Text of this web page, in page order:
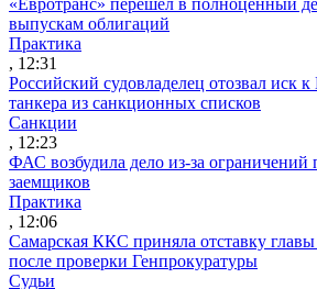
выпускам облигаций
Практика
, 12:31
Российский судовладелец отозвал иск
танкера из санкционных списков
Санкции
, 12:23
ФАС возбудила дело из-за ограничений
заемщиков
Практика
, 12:06
Самарская ККС приняла отставку
после проверки Генпрокуратуры
Судьи